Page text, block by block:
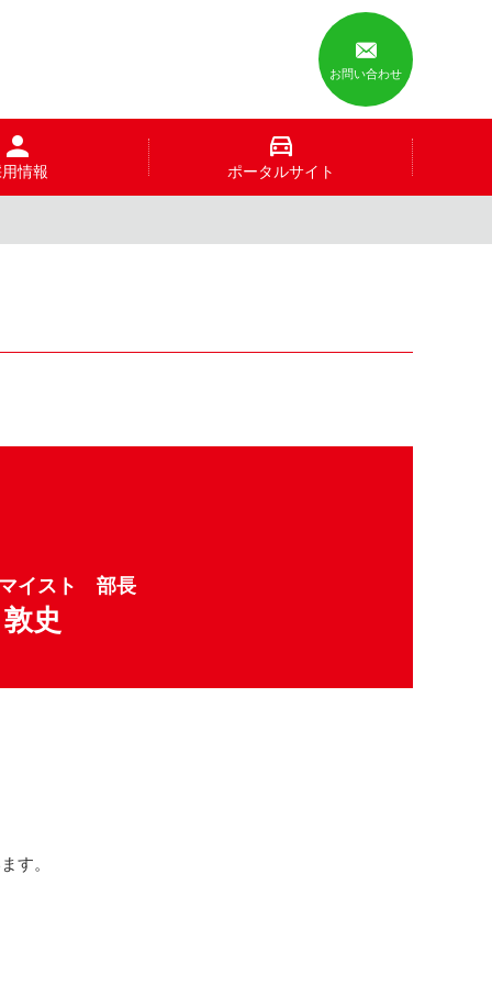
お問い合わせ
情報 ポータルサイト
イスト 部長
史
す。